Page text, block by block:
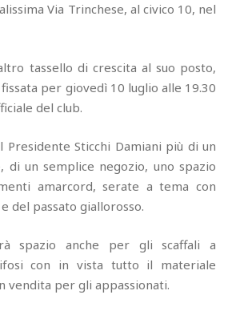
Via Trinchese, al civico 10, nel
tassello di crescita al suo posto,
per giovedì 10 luglio alle 19.30
del club.
Sticchi Damiani più di un
di un semplice negozio, uno spazio
amarcord, serate a tema con
del passato giallorosso.
spazio anche per gli scaffali a
con in vista tutto il materiale
vendita per gli appassionati.